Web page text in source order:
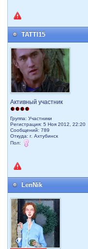
TATTI15
Активный участник
Группа: Участники
Регистрация: 5 Ноя 2012, 22:20
Сообщений: 789
Откуда: г. Ахтубинск
Пол:
LenNik